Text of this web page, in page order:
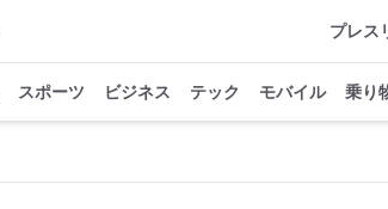
プレス
スポーツ ビジネス テック モバイル 乗り